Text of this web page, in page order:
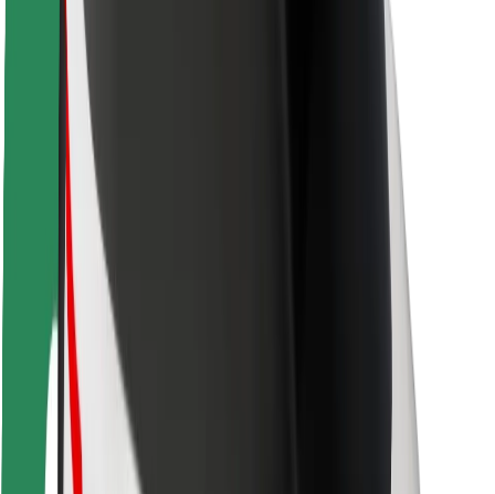
Pilsētas
Pilsētas
Risinājumi pilsētām
Lidostas
Bolt uzlādes statīvi
Palīdzība
Pasažieriem
Autovadītājiem
Kurjeriem